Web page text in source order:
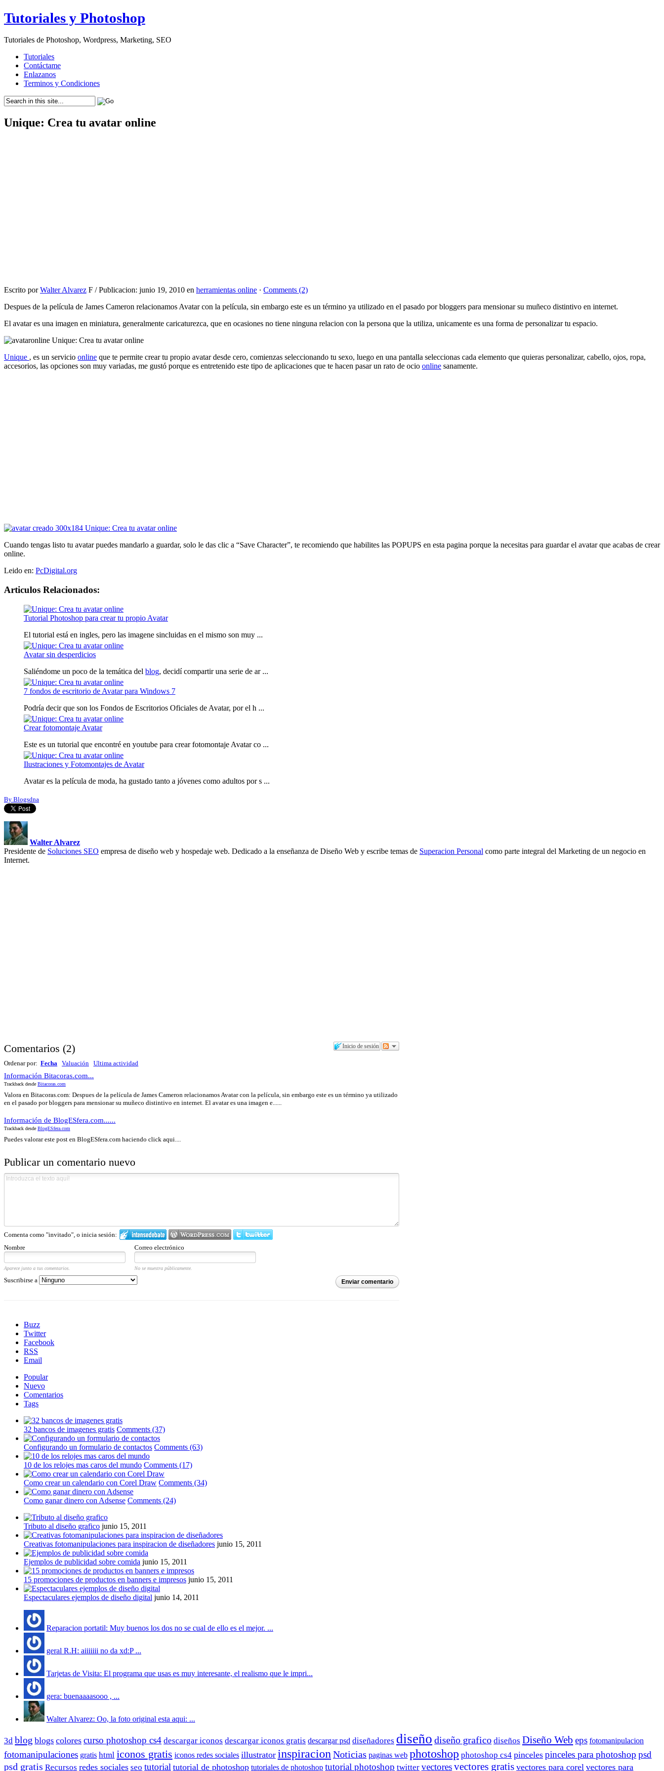
Tutoriales y Photoshop
Tutoriales de Photoshop, Wordpress, Marketing, SEO
Tutoriales
Contáctame
Enlazanos
Terminos y Condiciones
Unique: Crea tu avatar online
Escrito porWalter Alvarez F / Publicacion: junio 19, 2010 en herramientas online · Comments (2)
Despues de la película de James Cameron relacionamos Avatar con la película, sin embargo este es un término ya utilizado en el pasado por bloggers para mensionar su muñeco distintivo en internet.
El avatar es una imagen en miniatura, generalmente caricaturezca, que en ocasiones no tiene ninguna relacion con la persona que la utiliza, unicamente es una forma de personalizar tu espacio.
Unique , es un servicio online que te permite crear tu propio avatar desde cero, comienzas seleccionando tu sexo, luego en una pantalla seleccionas cada elemento que quieras personalizar, cabello, ojos, ropa,
accesorios, las opciones son muy variadas, me gustó porque es entretenido este tipo de aplicaciones que te hacen pasar un rato de ocio online sanamente.
Cuando tengas listo tu avatar puedes mandarlo a guardar, solo le das clic a “Save Character”, te recomiendo que habilites las POPUPS en esta pagina porque la necesitas para guardar el avatar que acabas de crear
online.
Leido en: PcDigital.org
Articulos Relacionados:
Tutorial Photoshop para crear tu propio Avatar
El tutorial está en ingles, pero las imagene sincluidas en el mismo son muy ...
Avatar sin desperdicios
Saliéndome un poco de la temática del blog, decidí compartir una serie de ar ...
7 fondos de escritorio de Avatar para Windows 7
Podría decir que son los Fondos de Escritorios Oficiales de Avatar, por el h ...
Crear fotomontaje Avatar
Este es un tutorial que encontré en youtube para crear fotomontaje Avatar co ...
Ilustraciones y Fotomontajes de Avatar
Avatar es la película de moda, ha gustado tanto a jóvenes como adultos por s ...
By Blogsdna
Walter Alvarez
Presidente de Soluciones SEO empresa de diseño web y hospedaje web. Dedicado a la enseñanza de Diseño Web y escribe temas de Superacion Personal como parte integral del Marketing de un negocio en
Internet.
Inicio de sesión
Comentarios (2)
Ordenar por: Fecha Valuación Ultima actividad
Información Bitacoras.com...
Trackback desde Bitacoras.com
Valora en Bitacoras.com: Despues de la película de James Cameron relacionamos Avatar con la película, sin embargo este es un término ya utilizado
en el pasado por bloggers para mensionar su muñeco distintivo en internet. El avatar es una imagen e......
Información de BlogESfera.com......
Trackback desde BlogESfera.com
Puedes valorar este post en BlogESfera.com haciendo click aqui....
Publicar un comentario nuevo
Comenta como "invitado", o inicia sesión:
Nombre
Correo electrónico
Aparece junto a tus comentarios. No se muestra públicamente.
Enviar comentario
Suscribirse a
Buzz
Twitter
Facebook
RSS
Email
Popular
Nuevo
Comentarios
Tags
32 bancos de imagenes gratis Comments (37)
Configurando un formulario de contactos Comments (63)
10 de los relojes mas caros del mundo Comments (17)
Como crear un calendario con Corel Draw Comments (34)
Como ganar dinero con Adsense Comments (24)
Tributo al diseño grafico junio 15, 2011
Creativas fotomanipulaciones para inspiracion de diseñadores junio 15, 2011
Ejemplos de publicidad sobre comida junio 15, 2011
15 promociones de productos en banners e impresos junio 15, 2011
Espectaculares ejemplos de diseño digital junio 14, 2011
Reparacion portatil: Muy buenos los dos no se cual de ello es el mejor. ...
geral R.H: aiiiiiii no da xd:P ...
Tarjetas de Visita: El programa que usas es muy interesante, el realismo que le impri...
gera: buenaaaasooo , ...
Walter Alvarez: Oo, la foto original esta aqui: ...
3d blog blogs colores curso photoshop cs4 descargar iconos descargar iconos gratis descargar psd diseñadores diseño diseño grafico diseños Diseño Web eps fotomanipulacion
fotomanipulaciones gratis html iconos gratis iconos redes sociales illustrator inspiracion Noticias paginas web photoshop photoshop cs4 pinceles pinceles para photoshop psd
psd gratis Recursos redes sociales seo tutorial tutorial de photoshop tutoriales de photoshop tutorial photoshop twitter vectoresvectores gratis vectores para corel vectores para